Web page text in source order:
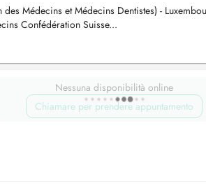
Médecins et Médecins Dentistes) -
Confédération Suisse...
Nessuna disponibilità online
Chiamare per prendere appuntamento